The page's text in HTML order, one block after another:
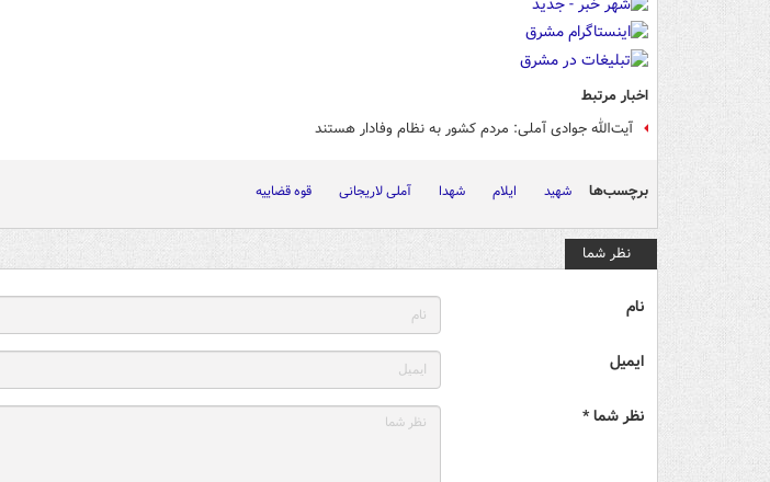
اخبار مرتبط
آیت‌الله جوادی آملی: مردم کشور به نظام وفادار هستند
برچسب‌ها شهید ایلام شهدا آملی لاریجانی قوه قضاییه
نظر شما
نام
ایمیل
نظر شما *